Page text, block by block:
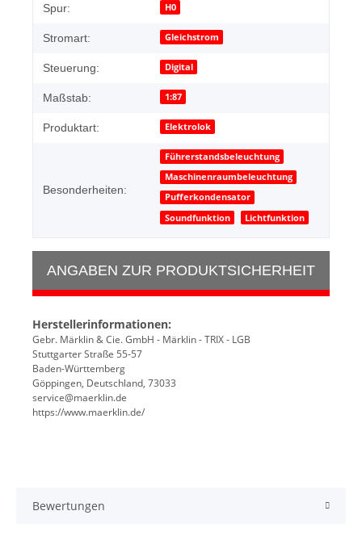
Spur: H0
Stromart: Gleichstrom
Steuerung: Digital
Maßstab: 1:87
Produktart: Elektrolok
Besonderheiten:
Führerstandsbeleuchtung
Maschinenraumbeleuchtung
Pufferkondensator
Soundfunktion
Lichtfunktion
ANGABEN ZUR PRODUKTSICHERHEIT
Herstellerinformationen:
Gebr. Märklin & Cie. GmbH - Märklin - TRIX - LGB
Stuttgarter Straße 55-57
Baden-Württemberg
Göppingen, Deutschland, 73033
service@maerklin.de
https://www.maerklin.de/
Bewertungen